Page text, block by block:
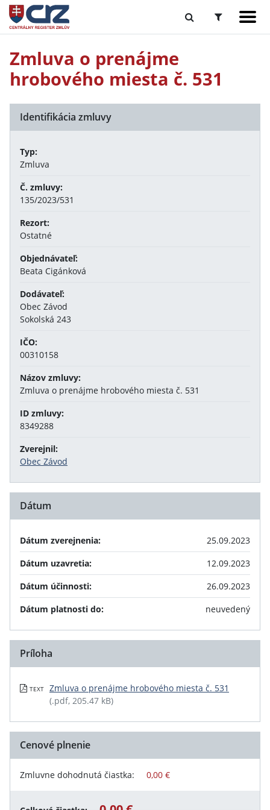
Zmluva o prenájme
hrobového miesta č. 531
Identifikácia zmluvy
Typ:
Zmluva
Č. zmluvy:
135/2023/531
Rezort:
Ostatné
Objednávateľ:
Beata Cigánková
Dodávateľ:
Obec Závod
Sokolská 243
IČO:
00310158
Názov zmluvy:
Zmluva o prenájme hrobového miesta č. 531
ID zmluvy:
8349288
Zverejnil:
Obec Závod
Dátum
Dátum zverejnenia:
25.09.2023
Dátum uzavretia:
12.09.2023
Dátum účinnosti:
26.09.2023
Dátum platnosti do:
neuvedený
Príloha
TEXT
Zmluva o prenájme hrobového miesta č. 531
(.pdf, 205.47 kB)
Cenové plnenie
Zmluvne dohodnutá čiastka: 0,00 €